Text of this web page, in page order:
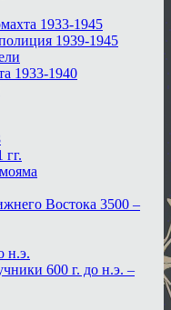
1933-1945
1939-1945
1933-1940
гг.
Востока 3500 –
н.э.
600 г. до н.э. –